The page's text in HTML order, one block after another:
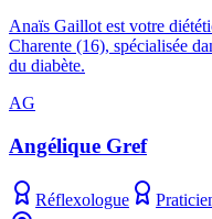
Anaïs Gaillot est votre
Charente (16), spécialisée
du diabète.
AG
Angélique Gref
Réflexologue